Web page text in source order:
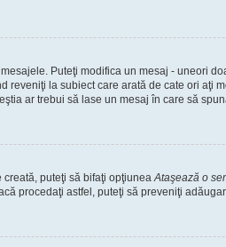
Puteţi modifica un mesaj - uneori
la subiect care arată de cate ori aţi
ar trebui să lase un mesaj în care să
creată, puteţi să bifaţi opţiuneaAtaşează o
procedaţi astfel, puteţi să preveniţi